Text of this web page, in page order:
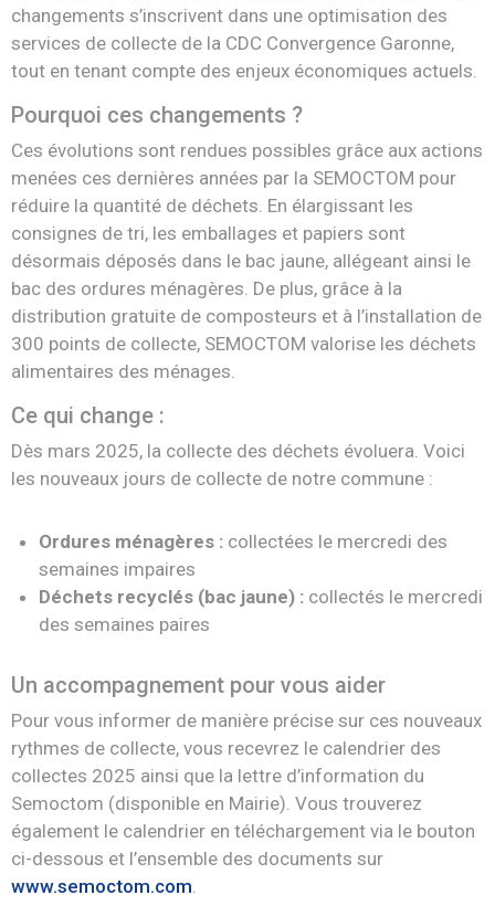
changements s’inscrivent dans une optimisation des
services de collecte de la CDC Convergence Garonne,
tout en tenant compte des enjeux économiques actuels.
Pourquoi ces changements ?
Ces évolutions sont rendues possibles grâce aux actions
menées ces dernières années par la SEMOCTOM pour
réduire la quantité de déchets. En élargissant les
consignes de tri, les emballages et papiers sont
désormais déposés dans le bac jaune, allégeant ainsi le
bac des ordures ménagères. De plus, grâce à la
distribution gratuite de composteurs et à l’installation de
300 points de collecte, SEMOCTOM valorise les déchets
alimentaires des ménages.
Ce qui change :
Dès mars 2025, la collecte des déchets évoluera. Voici
les nouveaux jours de collecte de notre commune :
Ordures ménagères : collectées le mercredi des
semaines impaires
Déchets recyclés (bac jaune) : collectés le mercredi
des semaines paires
Un accompagnement pour vous aider
Pour vous informer de manière précise sur ces nouveaux
rythmes de collecte, vous recevrez le calendrier des
collectes 2025 ainsi que la lettre d’information du
Semoctom (disponible en Mairie). Vous trouverez
également le calendrier en téléchargement via le bouton
ci-dessous et l’ensemble des documents sur
www.semoctom.com.